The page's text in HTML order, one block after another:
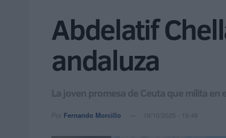
Abdelatif
andaluza
La joven promesa de Ceuta que milita
Por Fernando Morcillo 19/10/2025 - 19:48